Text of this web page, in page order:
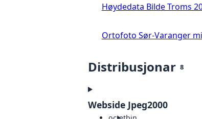
Høydedata Bilde Troms
Ortofoto Sør-Varanger
Distribusjonar 8
Webside Jpeg2000